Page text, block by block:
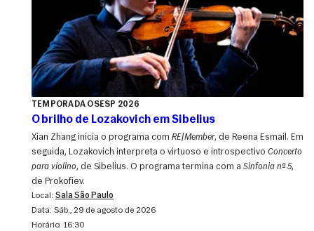
TEMPORADA OSESP 2026
O brilho de Lozakovich em Sibelius
Xian Zhang inicia o programa com RE|Member, de Reena Esmail. Em
seguida, Lozakovich interpreta o virtuoso e introspectivo Concerto
para violino, de Sibelius. O programa termina com a Sinfonia nº 5,
de Prokofiev.
Local: Sala São Paulo
Data:
sáb., 29 de agosto de 2026
Horário: 16:30